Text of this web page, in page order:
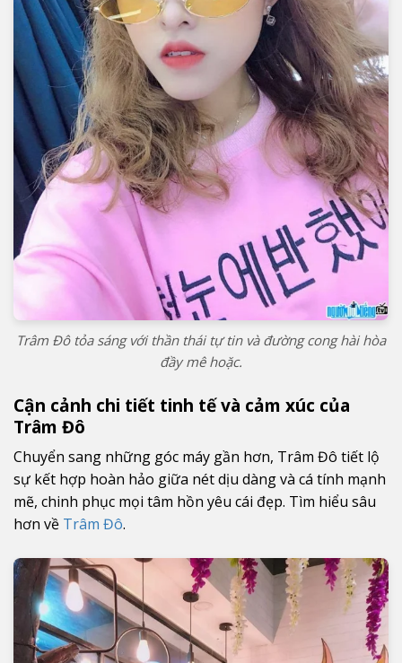
Trâm Đô tỏa sáng với thần thái tự tin và đường cong hài hòa
đầy mê hoặc.
Cận cảnh chi tiết tinh tế và cảm xúc của
Trâm Đô
Chuyển sang những góc máy gần hơn, Trâm Đô tiết lộ
sự kết hợp hoàn hảo giữa nét dịu dàng và cá tính mạnh
mẽ, chinh phục mọi tâm hồn yêu cái đẹp. Tìm hiểu sâu
hơn về Trâm Đô.